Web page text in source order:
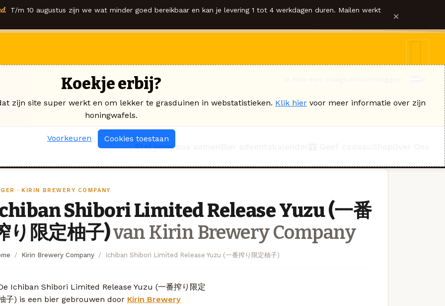
T/m 10 augustus zijn we wat minder goed bereikbaar en kan je levering 1 tot 4 werkdagen duren. Mailen werkt ×
Stel jouw box samen
· KIRIN BREWERY COMPANY
Shibori Limited Release Yuzu (一番
り限定柚子)van Kirin Brewery Company
Kirin Brewery Company Ichiban Shibori Limited Release Yuzu (一番搾り限定柚子)
Ichiban Shibori Limited Release Yuzu (一番搾り限定
子) is een bier gebrouwen door Kirin Brewery
Koekje erbij?
zijn site super werkt en om lekker te grasduinen in webstatistieken. Klik hier voor meer informatie over zijn
honingwafels.
Voorkeuren Cookies toestaan